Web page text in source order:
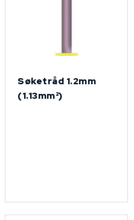
Søketråd 1.2mm
(1.13mm²)